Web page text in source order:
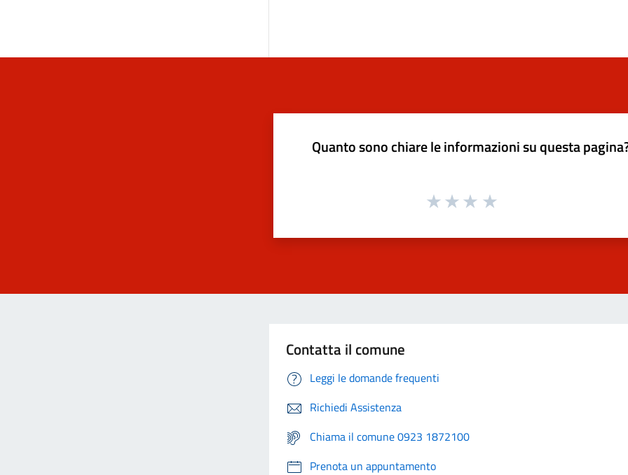
Quanto sono chiare le informazioni su questa
Contatta il comune
Leggi le domande frequenti
Richiedi Assistenza
Chiama il comune 0923 1872100
Prenota un appuntamento